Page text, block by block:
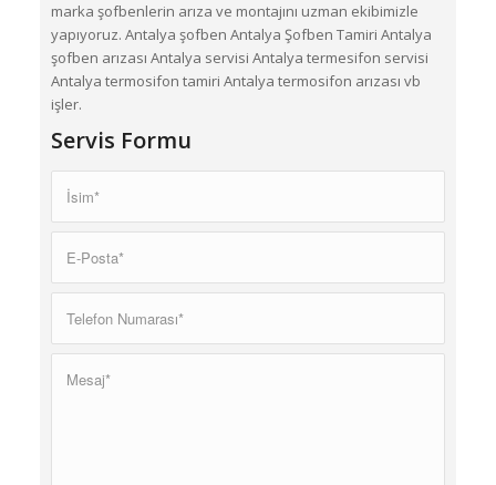
marka şofbenlerin arıza ve montajını uzman ekibimizle
yapıyoruz. Antalya şofben Antalya Şofben Tamiri Antalya
şofben arızası Antalya servisi Antalya termesifon servisi
Antalya termosifon tamiri Antalya termosifon arızası vb
işler.
Servis Formu